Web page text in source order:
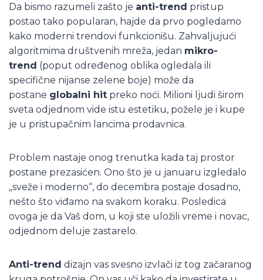
Da bismo razumeli zašto je anti-trend pristup
postao tako popularan, hajde da prvo pogledamo
kako moderni trendovi funkcionišu. Zahvaljujući
algoritmima društvenih mreža, jedan mikro-
trend (poput određenog oblika ogledala ili
specifične nijanse zelene boje) može da
postane globalni hit preko noći. Milioni ljudi širom
sveta odjednom vide istu estetiku, požele je i kupe
je u pristupačnim lancima prodavnica.
Problem nastaje onog trenutka kada taj prostor
postane prezasićen. Ono što je u januaru izgledalo
„sveže i moderno“, do decembra postaje dosadno,
nešto što viđamo na svakom koraku. Posledica
ovoga je da Vaš dom, u koji ste uložili vreme i novac,
odjednom deluje zastarelo.
Anti-trend dizajn vas svesno izvlači iz tog začaranog